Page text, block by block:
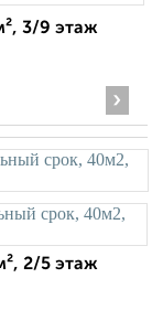
3/9 этаж
›
2/5 этаж